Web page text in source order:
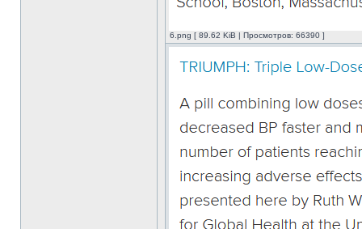
6.png [ 89.62 KiB | Просмотров: 66390 ]